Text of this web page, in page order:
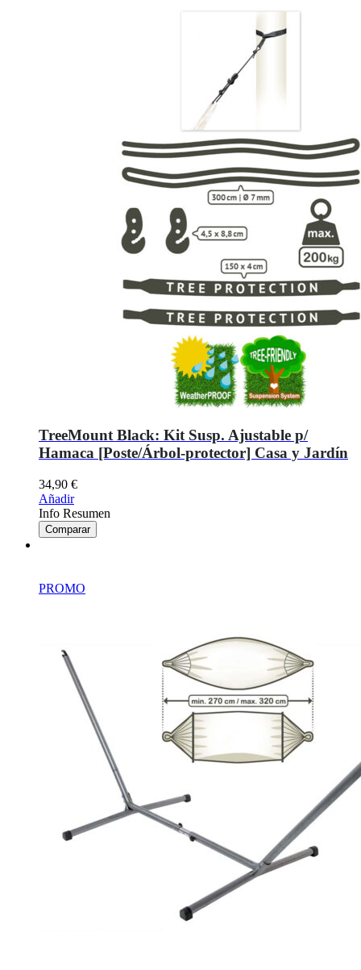
TreeMount Black: Kit Susp. Ajustable p/
Hamaca [Poste/Árbol-protector] Casa y Jardín
34,90 €
Añadir
Info Resumen
Comparar
PROMO